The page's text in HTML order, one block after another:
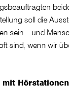
soll die
sein – und
sind, wenn wir
mit